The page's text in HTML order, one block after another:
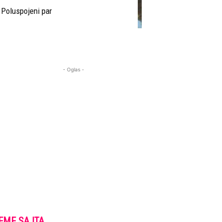
Poluspojeni par
- Oglas -